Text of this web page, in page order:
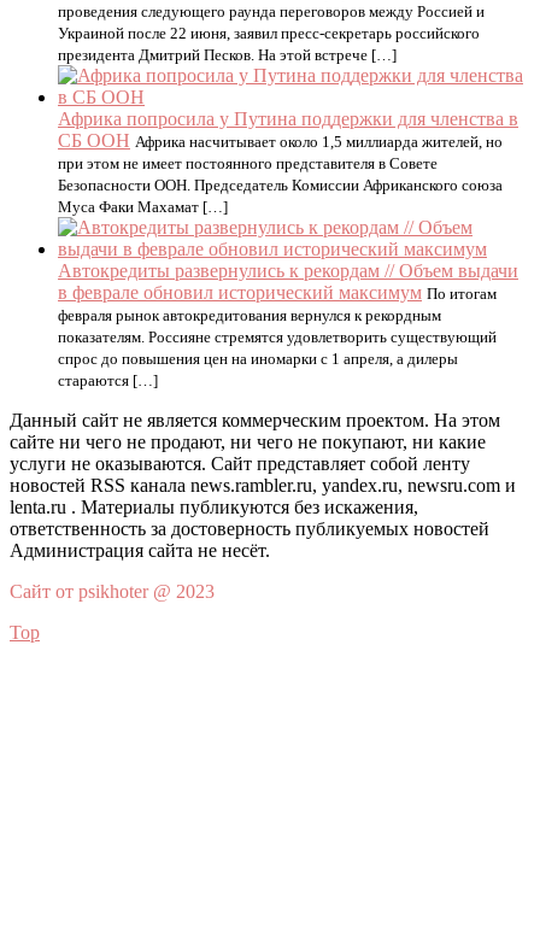
проведения следующего раунда переговоров между Россией и
Украиной после 22 июня, заявил пресс-секретарь российского
президента Дмитрий Песков. На этой встрече […]
Африка попросила у Путина поддержки для членства в
СБ ООН Африка насчитывает около 1,5 миллиарда жителей, но
при этом не имеет постоянного представителя в Совете
Безопасности ООН. Председатель Комиссии Африканского союза
Муса Факи Махамат […]
Автокредиты развернулись к рекордам // Объем выдачи
в феврале обновил исторический максимум По итогам
февраля рынок автокредитования вернулся к рекордным
показателям. Россияне стремятся удовлетворить существующий
спрос до повышения цен на иномарки с 1 апреля, а дилеры
стараются […]
Данный сайт не является коммерческим проектом. На этом
сайте ни чего не продают, ни чего не покупают, ни какие
услуги не оказываются. Сайт представляет собой ленту
новостей RSS канала news.rambler.ru, yandex.ru, newsru.com и
lenta.ru . Материалы публикуются без искажения,
ответственность за достоверность публикуемых новостей
Администрация сайта не несёт.
Сайт от psikhoter @ 2023
Top